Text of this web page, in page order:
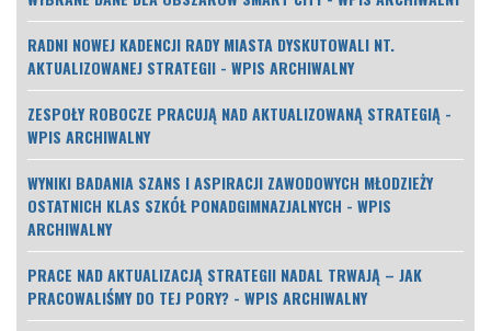
RADNI NOWEJ KADENCJI RADY MIASTA DYSKUTOWALI NT.
AKTUALIZOWANEJ STRATEGII - WPIS ARCHIWALNY
ZESPOŁY ROBOCZE PRACUJĄ NAD AKTUALIZOWANĄ STRATEGIĄ -
WPIS ARCHIWALNY
WYNIKI BADANIA SZANS I ASPIRACJI ZAWODOWYCH MŁODZIEŻY
OSTATNICH KLAS SZKÓŁ PONADGIMNAZJALNYCH - WPIS
ARCHIWALNY
PRACE NAD AKTUALIZACJĄ STRATEGII NADAL TRWAJĄ – JAK
PRACOWALIŚMY DO TEJ PORY? - WPIS ARCHIWALNY